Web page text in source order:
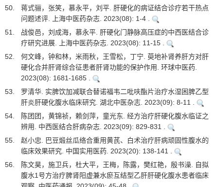
50.
蒋式骊，张笑，慕永平，刘平. 肝硬化的病证结合诊疗若干热点
问题述评. 上海中医药杂志. 2023(08): 1-4 .
51.
战俊邑，刘成海，慕永平. 肝硬化门静脉高压症的中西医结合诊
疗研究进展. 上海中医药杂志. 2023(08): 11-15 .
52.
何文峰，钟和林，米雨秋，王雪松，丁宁. 萸地补肾养肝方对肝
硬化合并肝肾综合征患者肝肾功能的保护作用. 环球中医药.
2023(08): 1681-1685 .
53.
罗清华. 实脾饮加减联合替诺福韦二吡呋酯片治疗水湿困脾乙型
肝炎肝硬化腹水临床研究. 湖北中医杂志. 2023(09): 8-11 .
54.
陈团团，黄锦祯，赖剑萍，童光东. 经方治疗肝硬化腹水临证之
辨用. 中西医结合肝病杂志. 2023(09): 829-831 .
55.
赵小忠. 巴豆煅丝瓜络合重用黄芪、白术治疗肝病顽固性腹水的
临床效果研究. 中国实用医药. 2023(20): 138-141 .
56.
陈文昊，施卫兵，杜大平，王梅，陈露，樊红艳，殷书澡. 自拟
腹水1号方治疗脾肾阳虚兼水瘀互结型乙肝肝硬化腹水患者临床